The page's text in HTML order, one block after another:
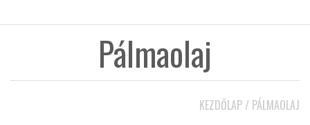
Pálmaolaj
KEZDŐLAP / PÁLMAOLAJ